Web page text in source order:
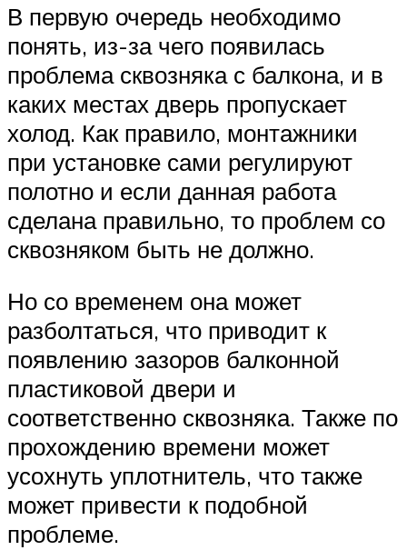
В первую очередь необходимо
понять, из-за чего появилась
проблема сквозняка с балкона, и в
каких местах дверь пропускает
холод. Как правило, монтажники
при установке сами регулируют
полотно и если данная работа
сделана правильно, то проблем со
сквозняком быть не должно.
Но со временем она может
разболтаться, что приводит к
появлению зазоров балконной
пластиковой двери и
соответственно сквозняка. Также по
прохождению времени может
усохнуть уплотнитель, что также
может привести к подобной
проблеме.